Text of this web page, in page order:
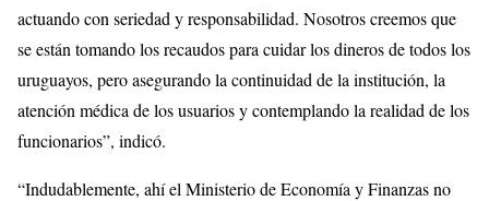
actuando con seriedad y responsabilidad. Nosotros creemos que
se están tomando los recaudos para cuidar los dineros de todos los
uruguayos, pero asegurando la continuidad de la institución, la
atención médica de los usuarios y contemplando la realidad de los
funcionarios”, indicó.
“Indudablemente, ahí el Ministerio de Economía y Finanzas no